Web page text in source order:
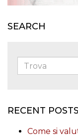
SEARCH
Trova:
RECENT POSTS
Come si